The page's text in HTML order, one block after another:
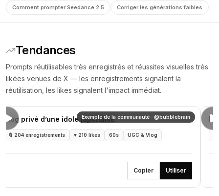
Comment prompter Seedance 2.5 Corriger les générations faibles
Tendances
Prompts réutilisables très enregistrés et réussites visuelles très
likées venues de X — les enregistrements signalent la
réutilisation, les likes signalent l'impact immédiat.
Exemple de la communauté · @bubblebrain
Vlog privé d’une idole japonaise
🔖 204 enregistrements ♥ 210 likes 60s UGC & Vlog
Copier Utiliser